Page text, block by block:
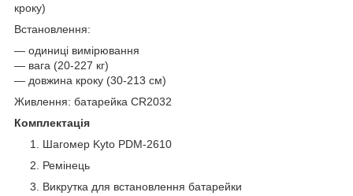
кроку)
Встановлення:
— одиниці вимірювання
— вага (20-227 кг)
— довжина кроку (30-213 см)
Живлення: батарейка CR2032
Комплектація
Шагомер Kyto PDM-2610
Ремінець
Викрутка для встановлення батарейки